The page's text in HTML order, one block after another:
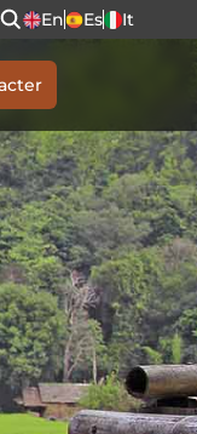
En Es It